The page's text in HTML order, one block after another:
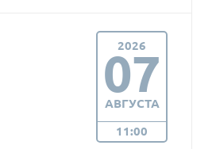
2026
07
АВГУСТА
11:00